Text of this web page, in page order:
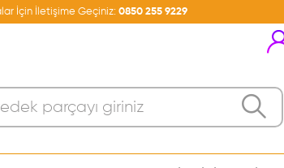
İçin İletişime Geçiniz: 0850 255 9229